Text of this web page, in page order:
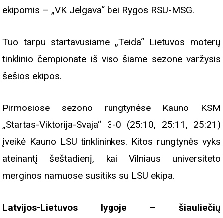
ekipomis – „VK Jelgava“ bei Rygos RSU-MSG.
Tuo tarpu startavusiame „Teida“ Lietuvos moterų
tinklinio čempionate iš viso šiame sezone varžysis
šešios ekipos.
Pirmosiose sezono rungtynėse Kauno KSM
„Startas-Viktorija-Svaja“ 3-0 (25:10, 25:11, 25:21)
įveikė Kauno LSU tinklininkes. Kitos rungtynės vyks
ateinantį šeštadienį, kai Vilniaus universiteto
merginos namuose susitiks su LSU ekipa.
Latvijos-Lietuvos lygoje –šiauliečių